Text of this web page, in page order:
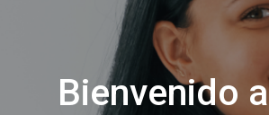
Bienvenido a